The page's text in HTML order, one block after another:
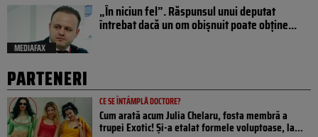
MEDIAFAX
„În niciun fel”. Răspunsul unui deputat
întrebat dacă un om obișnuit poate obține...
PARTENERI
CE SE ÎNTÂMPLĂ DOCTORE?
Cum arată acum Julia Chelaru, fosta membră a
trupei Exotic! Și-a etalat formele voluptoase, la...